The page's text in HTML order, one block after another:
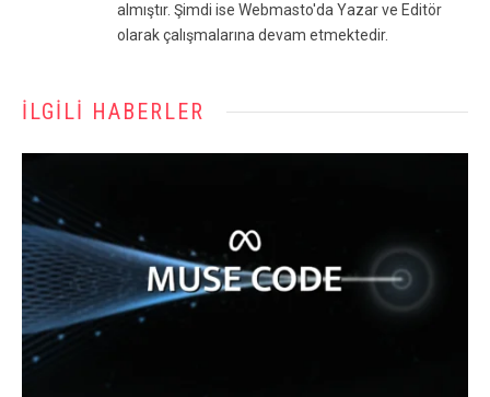
almıştır. Şimdi ise Webmasto'da Yazar ve Editör
olarak çalışmalarına devam etmektedir.
İLGILI HABERLER